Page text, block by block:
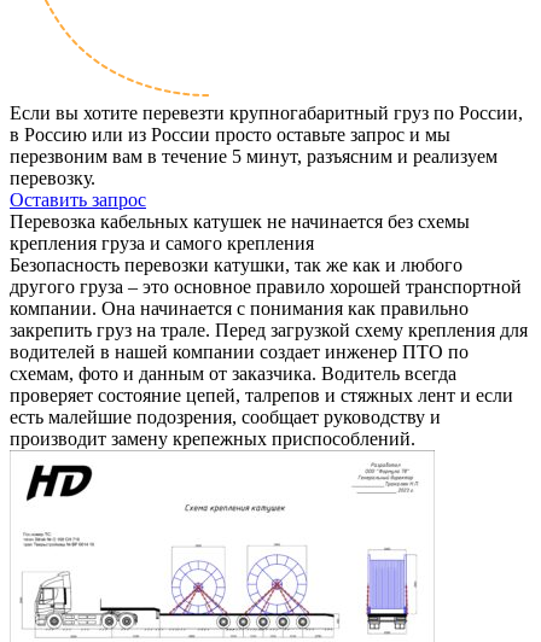
Если вы хотите перевезти крупногабаритный груз по России,
в Россию или из России просто оставьте запрос и мы
перезвоним вам в течение 5 минут, разъясним и реализуем
перевозку.
Оставить запрос
Перевозка кабельных катушек не начинается без схемы
крепления груза и самого крепления
Безопасность перевозки катушки, так же как и любого
другого груза – это основное правило хорошей транспортной
компании. Она начинается с понимания как правильно
закрепить груз на трале. Перед загрузкой схему крепления для
водителей в нашей компании создает инженер ПТО по
схемам, фото и данным от заказчика. Водитель всегда
проверяет состояние цепей, талрепов и стяжных лент и если
есть малейшие подозрения, сообщает руководству и
производит замену крепежных приспособлений.